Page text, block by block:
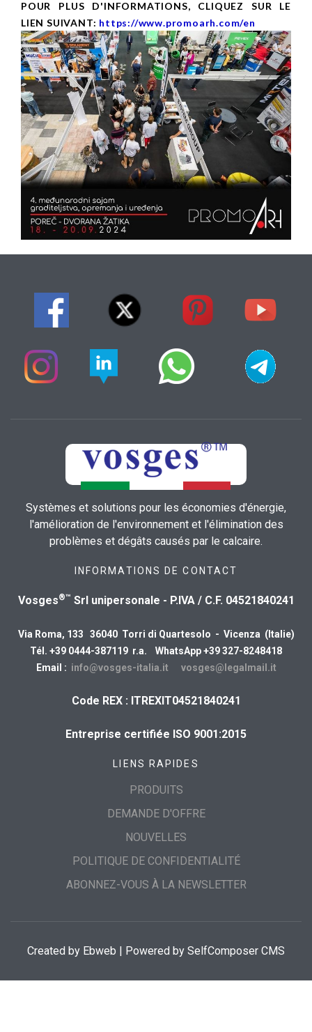
POUR PLUS D'INFORMATIONS, CLIQUEZ SUR LE
LIEN SUIVANT: https://www.promoarh.com/en
Systèmes et solutions pour les économies d'énergie,
l'amélioration de l'environnement et l'élimination des
problèmes et dégâts causés par le calcaire.
INFORMATIONS DE CONTACT
Vosges®™ Srl unipersonale - P.IVA / C.F. 04521840241
Via Roma, 133 36040 Torri di Quartesolo - Vicenza (Italie)
Tél. +39 0444-387119 r.a. WhatsApp +39 327-8248418
Email : info@vosges-italia.it vosges@legalmail.it
Code REX : ITREXIT04521840241
Entreprise certifiée ISO 9001:2015
LIENS RAPIDES
PRODUITS
DEMANDE D'OFFRE
NOUVELLES
POLITIQUE DE CONFIDENTIALITÉ
ABONNEZ-VOUS À LA NEWSLETTER
Created by Ebweb | Powered by SelfComposer CMS